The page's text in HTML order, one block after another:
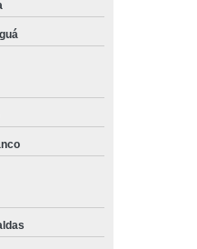
Motorista
Fadiga
Veicular